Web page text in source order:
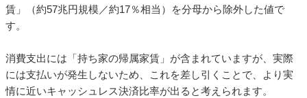
賃」（約57兆円規模／約17％相当）を分母から除外した値で
す。
消費支出には「持ち家の帰属家賃」が含まれていますが、実際
には支払いが発生しないため、これを差し引くことで、より実
情に近いキャッシュレス決済比率が出ると考えられます。